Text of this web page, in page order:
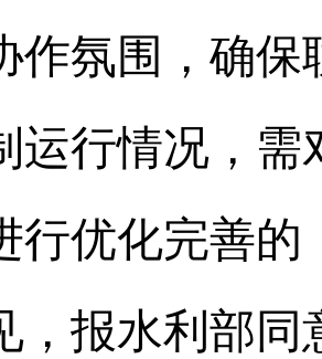
作氛围，确
运行情况，
行优化完善
，报水利部